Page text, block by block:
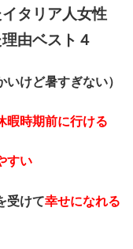
タリア人女性
由ベスト４
けど暑すぎない）
暇時期前に行ける
すい
受けて幸せになれる